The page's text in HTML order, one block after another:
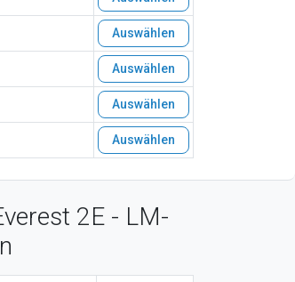
Auswählen
Auswählen
Auswählen
Auswählen
2E - LM-